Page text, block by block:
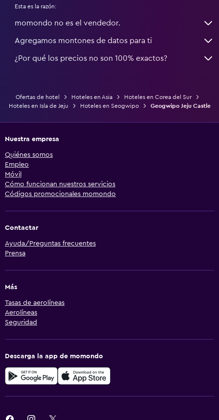
Esta es la razón:
momondo no es el vendedor.
Agregamos montones de datos para ti
¿Por qué los precios no son 100% exactos?
Ofertas de hotel Hoteles en Asia
Hoteles en Corea del Sur
Hoteles en Isla de Jeju
Hoteles en Seogwipo Geogwipo Jeju Castle
Nuestra empresa
Quiénes somos
Empleo
Móvil
Cómo funcionan nuestros servicios
Códigos promocionales momondo
Contactar
Ayuda/Preguntas frecuentes
Prensa
Más
Tasas de aerolíneas
Aerolíneas
Seguridad
Descarga la app de momondo